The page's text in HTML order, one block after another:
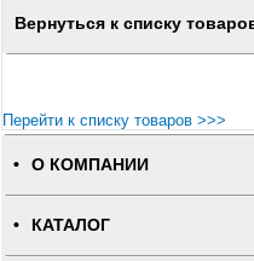
Вернуться к списку
Перейти к списку товаров >>>
О КОМПАНИИ
КАТАЛОГ